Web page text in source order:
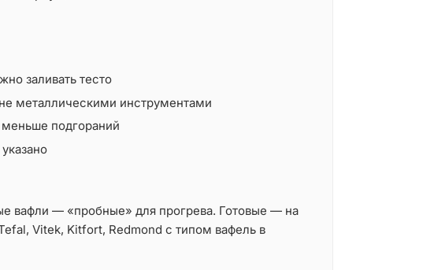
заливать тесто
металлическими инструментами
подгораний
вафли — «пробные» для прогрева. Готовые — на
Vitek, Kitfort, Redmond с типом вафель в